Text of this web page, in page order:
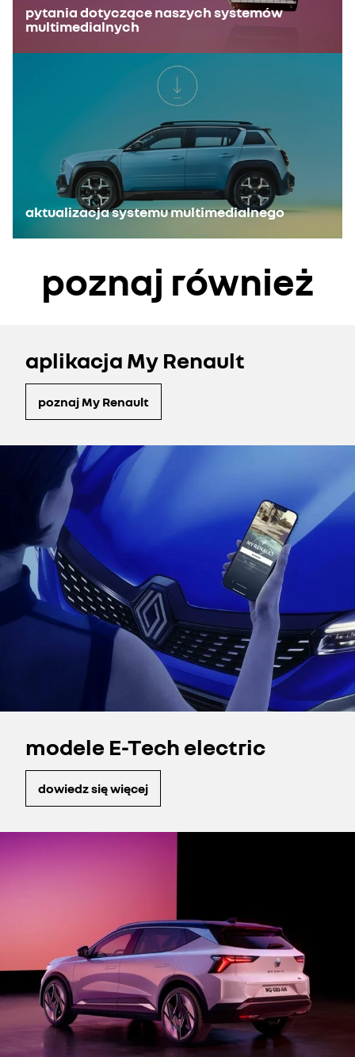
pytania dotyczące naszych systemów
multimedialnych
aktualizacja systemu multimedialnego
poznaj również
aplikacja My Renault
poznaj My Renault
modele E-Tech electric
dowiedz się więcej